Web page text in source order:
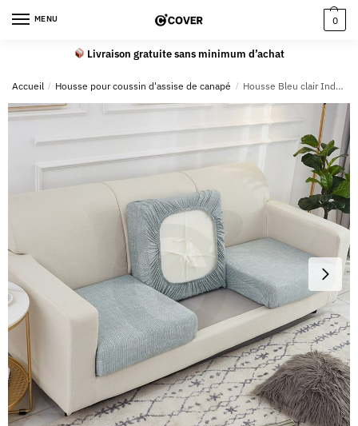
MENU 0
Livraison gratuite sans minimum d’achat
Accueil / Housse pour coussin d'assise de canapé / Housse Bleu clair Industriel pour Coussin d’Assise de Canapé